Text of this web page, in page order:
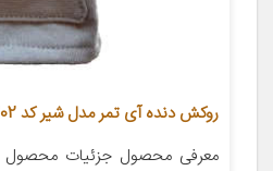
روکش دنده آی تمر مدل شیر کد 302